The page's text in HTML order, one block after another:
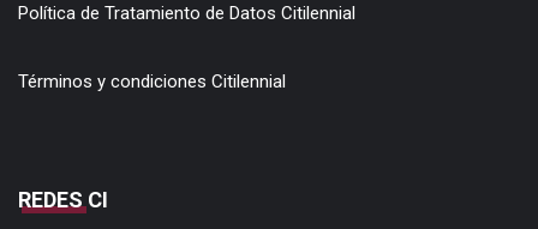
Política de Tratamiento de Datos Citilennial
Términos y condiciones Citilennial
REDES CI